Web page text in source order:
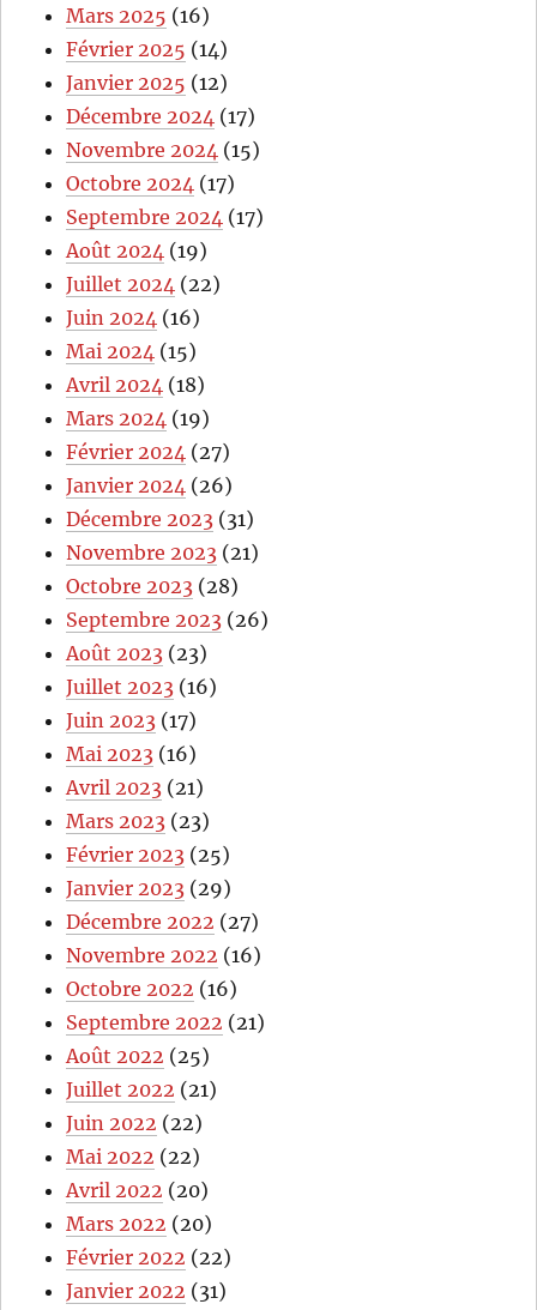
Mars 2025 (16)
Février 2025 (14)
Janvier 2025 (12)
Décembre 2024 (17)
Novembre 2024 (15)
Octobre 2024 (17)
Septembre 2024 (17)
Août 2024 (19)
Juillet 2024 (22)
Juin 2024 (16)
Mai 2024 (15)
Avril 2024 (18)
Mars 2024 (19)
Février 2024 (27)
Janvier 2024 (26)
Décembre 2023 (31)
Novembre 2023 (21)
Octobre 2023 (28)
Septembre 2023 (26)
Août 2023 (23)
Juillet 2023 (16)
Juin 2023 (17)
Mai 2023 (16)
Avril 2023 (21)
Mars 2023 (23)
Février 2023 (25)
Janvier 2023 (29)
Décembre 2022 (27)
Novembre 2022 (16)
Octobre 2022 (16)
Septembre 2022 (21)
Août 2022 (25)
Juillet 2022 (21)
Juin 2022 (22)
Mai 2022 (22)
Avril 2022 (20)
Mars 2022 (20)
Février 2022 (22)
Janvier 2022 (31)